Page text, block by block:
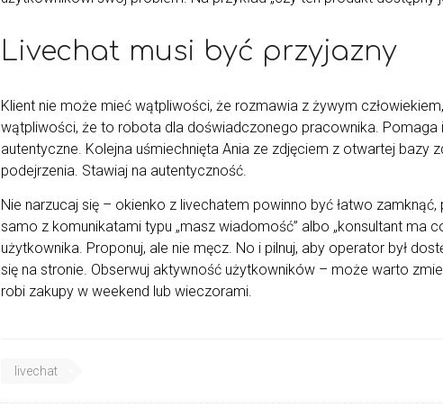
Livechat musi być przyjazny
Klient nie może mieć wątpliwości, że rozmawia z żywym
wątpliwości, że to robota dla doświadczonego pracownika. Pomaga
autentyczne. Kolejna uśmiechnięta Ania ze zdjęciem z otwartej bazy
podejrzenia. Stawiaj na autentyczność.
Nie narzucaj się – okienko z livechatem powinno być łatwo
samo z komunikatami typu „masz wiadomość” albo „konsultant ma
użytkownika. Proponuj, ale nie męcz. No i pilnuj, aby operator był
się na stronie. Obserwuj aktywność użytkowników – może warto
robi zakupy w weekend lub wieczorami.
livechat